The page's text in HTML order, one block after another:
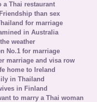
Thai restaurant
than sex
for marriage
in Australia
weather
No.1 for marriage
marriage and visa row
home to Ireland
in Thailand
in Finland
to marry a Thai woman